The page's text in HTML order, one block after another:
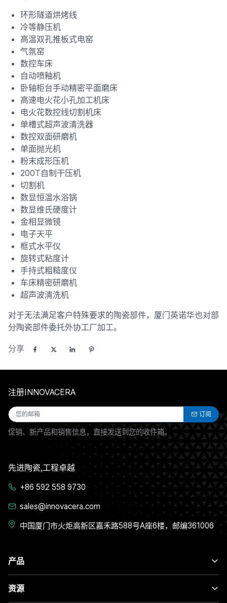
环形隧道烘烤线
冷等静压机
高温双孔推板式电窑
气氛窑
数控车床
自动喷釉机
卧轴柜台手动精密平面磨床
高速电火花小孔加工机床
电火花数控线切割机床
单槽式超声波清洗器
数控双面研磨机
单面抛光机
粉末成形压机
200T自制干压机
切割机
数显恒温水浴锅
数显维氏硬度计
金相显微镜
电子天平
框式水平仪
旋转式粘度计
手持式粗糙度仪
车床精密研磨机
超声波清洗机
对于无法满足客户特殊要求的陶瓷部件，厦门英诺华也对部
分陶瓷部件委托外协工厂加工。
分享
产品
资源
注册INNOVACERA
订阅
促销、新产品和销售信息，直接发送到您的收件箱。
先进陶瓷,工程卓越
+86 592 558 9730
sales@innovacera.com
中国厦门市火炬高新区嘉禾路588号A座6楼，邮编361006